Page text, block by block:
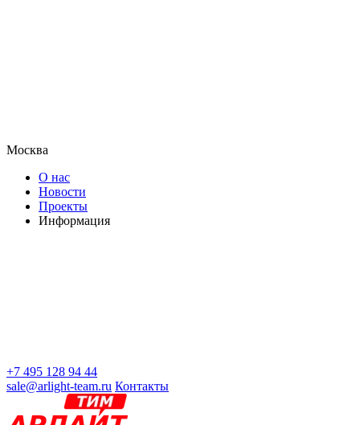
Москва
О нас
Новости
Проекты
Информация
+7 495 128 94 44
sale@arlight-team.ru Контакты